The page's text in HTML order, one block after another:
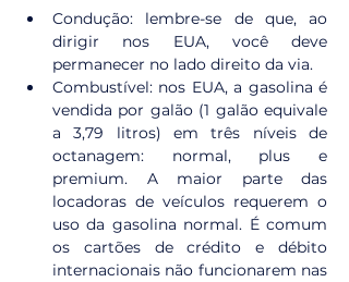
Condução: lembre-se de que, ao
dirigir nos EUA, você deve
permanecer no lado direito da via.
Combustível: nos EUA, a gasolina é
vendida por galão (1 galão equivale
a 3,79 litros) em três níveis de
octanagem: normal, plus e
premium. A maior parte das
locadoras de veículos requerem o
uso da gasolina normal. É comum
os cartões de crédito e débito
internacionais não funcionarem nas